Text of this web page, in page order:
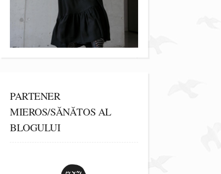
PARTENER
MIEROS/SĂNĂTOS AL
BLOGULUI